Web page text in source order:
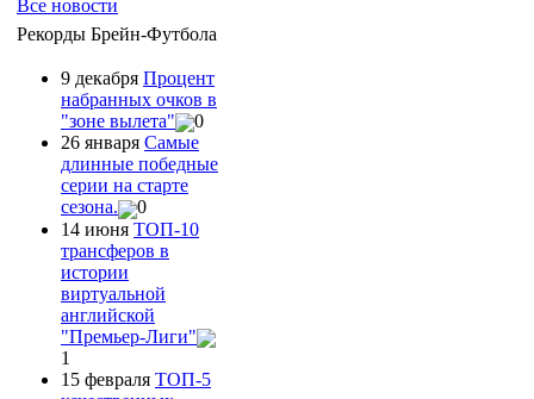
Все новости
Рекорды Брейн-Футбола
9 декабря Процент
набранных очков в
"зоне вылета"
0
26 января Самые
длинные победные
серии на старте
сезона.
0
14 июня ТОП-10
трансферов в
истории
виртуальной
английской
"Премьер-Лиги"
1
15 февраля ТОП-5